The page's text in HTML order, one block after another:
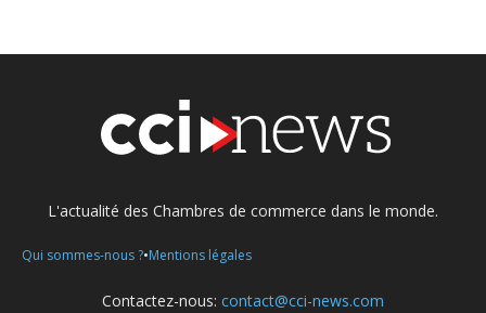
L'actualité des Chambres de commerce dans le monde.
Qui sommes-nous ?•Mentions légales
Contactez-nous: contact@cci-news.com